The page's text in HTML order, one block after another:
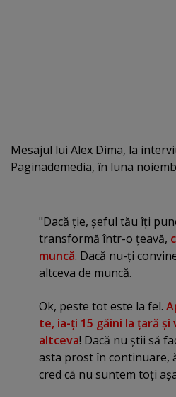
Mesajul lui Alex Dima, la
Paginademedia, în luna
"Dacă ţie, şeful tău îţi
transformă într-o ţeavă,
muncă. Dacă nu-ţi
altceva de muncă.
Ok, peste tot este la fel.
te, ia-ţi 15 găini la ţară şi
altceva! Dacă nu ştii să
asta prost în continuare,
cred că nu suntem toţi